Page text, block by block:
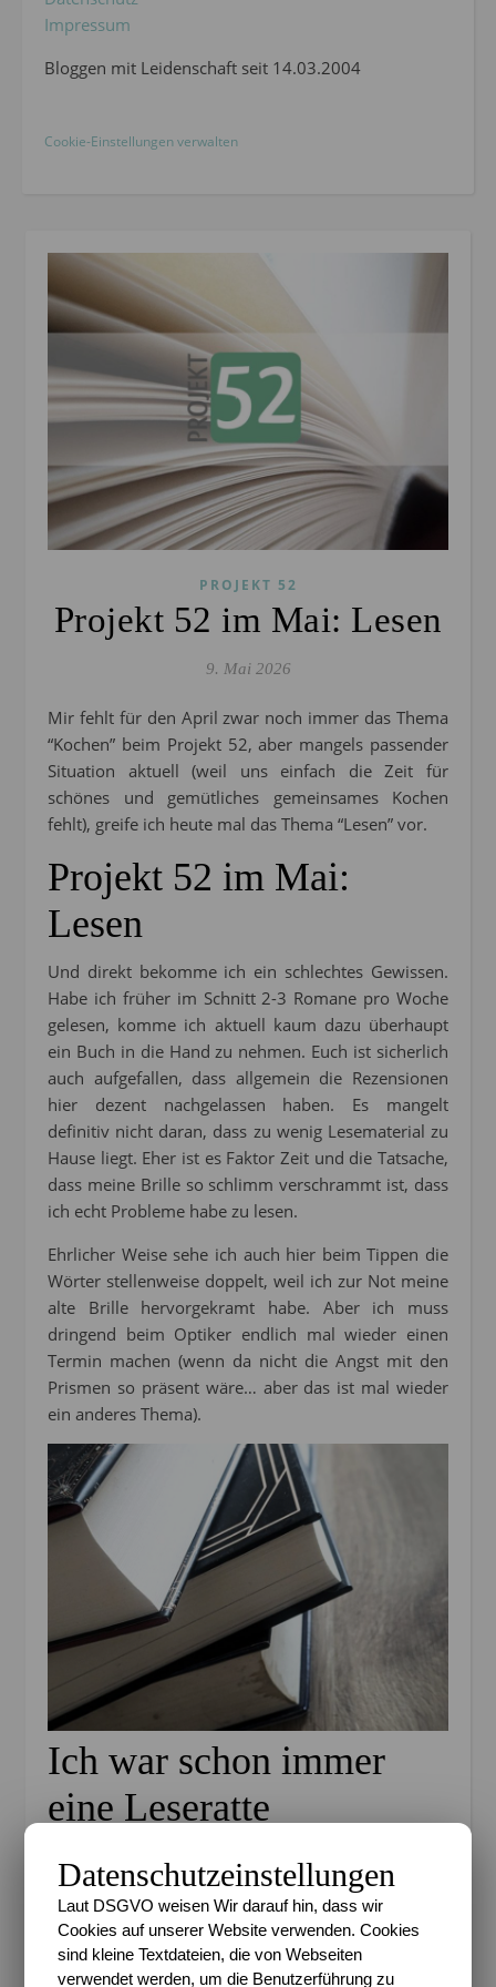
Impressum
Bloggen mit Leidenschaft seit 14.03.2004
Cookie-Einstellungen verwalten
PROJEKT 52
Projekt 52 im Mai: Lesen
9. Mai 2026
Mir fehlt für den April zwar noch immer das Thema
“Kochen” beim Projekt 52, aber mangels passender
Situation aktuell (weil uns einfach die Zeit für
schönes und gemütliches gemeinsames Kochen
fehlt), greife ich heute mal das Thema “Lesen” vor.
Projekt 52 im Mai:
Lesen
Und direkt bekomme ich ein schlechtes Gewissen.
Habe ich früher im Schnitt 2-3 Romane pro Woche
gelesen, komme ich aktuell kaum dazu überhaupt
ein Buch in die Hand zu nehmen. Euch ist sicherlich
auch aufgefallen, dass allgemein die Rezensionen
hier dezent nachgelassen haben. Es mangelt
definitiv nicht daran, dass zu wenig Lesematerial zu
Hause liegt. Eher ist es Faktor Zeit und die Tatsache,
dass meine Brille so schlimm verschrammt ist, dass
ich echt Probleme habe zu lesen.
Ehrlicher Weise sehe ich auch hier beim Tippen die
Wörter stellenweise doppelt, weil ich zur Not meine
alte Brille hervorgekramt habe. Aber ich muss
dringend beim Optiker endlich mal wieder einen
Termin machen (wenn da nicht die Angst mit den
Prismen so präsent wäre… aber das ist mal wieder
ein anderes Thema).
Ich war schon immer
eine Leseratte
allem Bücher wie “Geheimnis um” oder “Die Jungs
von Burg Schreckenstein”, die ich verschlungen habe
ohne Ende. Ich habe sogar mehrfach selbst
angefangen Geschichten zu schreiben und mir in
Datenschutzeinstellungen
Laut DSGVO weisen Wir darauf hin, dass wir
Cookies auf unserer Website verwenden. Cookies
sind kleine Textdateien, die von Webseiten
verwendet werden, um die Benutzerführung zu